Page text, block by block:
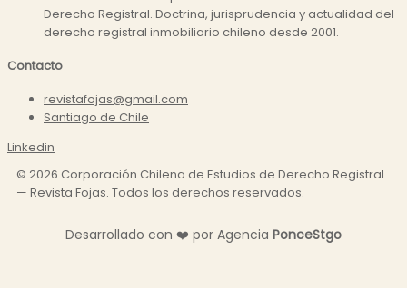
Derecho Registral. Doctrina, jurisprudencia y actualidad del
derecho registral inmobiliario chileno desde 2001.
Contacto
revistafojas@gmail.com
Santiago de Chile
Linkedin
© 2026 Corporación Chilena de Estudios de Derecho Registral
— Revista Fojas. Todos los derechos reservados.
Desarrollado con ❤️ por Agencia PonceStgo